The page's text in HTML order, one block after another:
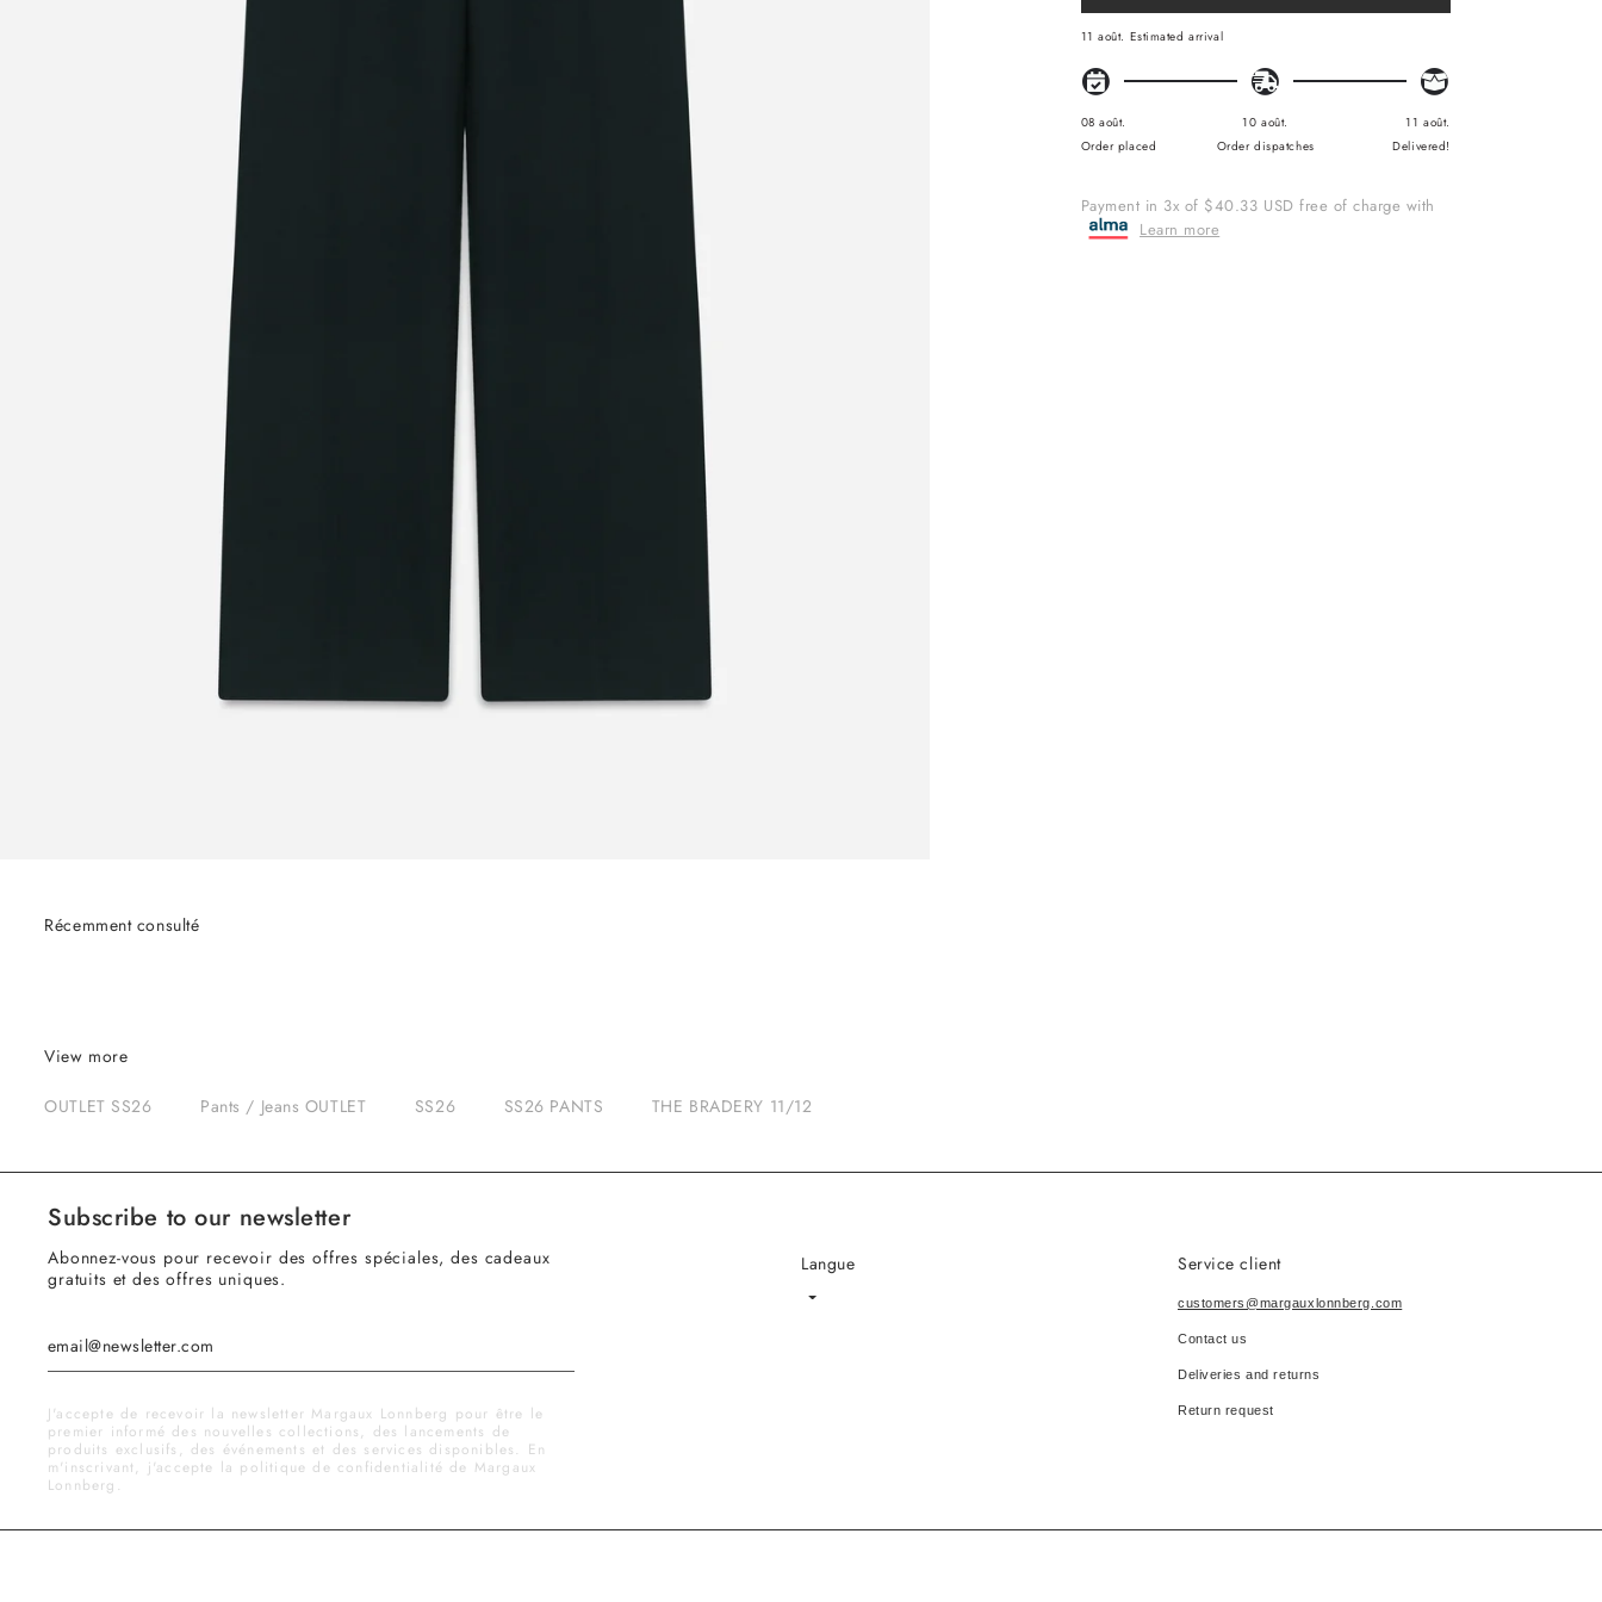
G
L
A
R
P
R
I
C
11 août. Estimated arrival
08 août.
Order placed
10 août.
Order dispatches
11 août.
Delivered!
Payment in 3x of $40.33 USD free of charge with
Learn more
Récemment consulté
View more
OUTLET SS26 Pants / Jeans OUTLET SS26 SS26 PANTS THE BRADERY 11/12
Subscribe to our newsletter
Abonnez-vous pour recevoir des offres spéciales, des cadeaux
gratuits et des offres uniques.
J'accepte de recevoir la newsletter Margaux Lonnberg pour être le
premier informé des nouvelles collections, des lancements de
produits exclusifs, des événements et des services disponibles. En
m'inscrivant, j'accepte la politique de confidentialité de Margaux
Lonnberg.
Langue
Language
Service client
customers@margauxlonnberg.com
Contact us
Deliveries and returns
Return request